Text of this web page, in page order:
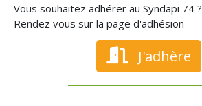
Vous souhaitez adhérer au Syndapi 74 ?
Rendez vous sur la page d'adhésion
J'adhère